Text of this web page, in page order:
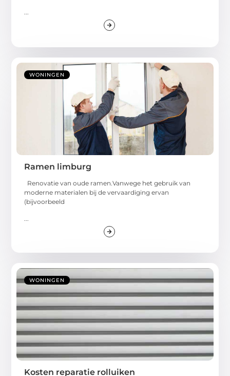
WONINGEN
Ramen limburg
Renovatie van oude ramen.Vanwege het gebruik van
moderne materialen bij de vervaardiging ervan
(bijvoorbeeld
WONINGEN
Kosten reparatie rolluiken